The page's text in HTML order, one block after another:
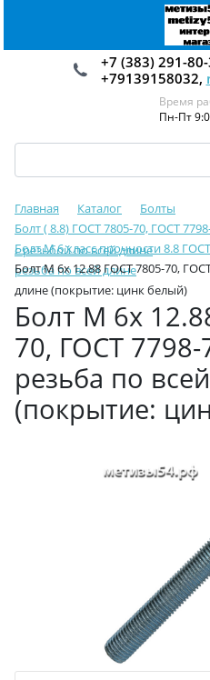
+7 (383) 291-
+79139158032,
Время
Пн-Пт
Главная Каталог
Болты
Болт ( 8.8) ГОСТ 7805-70, ГОСТ
с резьбой по всей длине
Болт М 6 класс прочности 8.8
резьба по всей длине
Болт М 6х 12.88 ГОСТ 7805-70,
длине (покрытие: цинк белый)
Болт М 6х
70, ГОСТ 7798-
резьба по
(покрытие: